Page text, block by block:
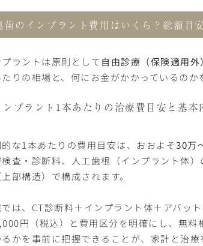
歯のインプラント費用はいくら？総額目
ラントは原則として自由診療（保険適用外）
りの相場と、何にお金がかかっているのか
ンプラント1本あたりの治療費目安と基本
な1本あたりの費用目安は、おおよそ30万
査・診断料、人工歯根（インプラント体
部構造）で構成されます。
は、CT診断料＋インプラント体＋アバッ
円（税込）と費用区分を明確にし、無料
かを事前に把握できることが、家計と治療